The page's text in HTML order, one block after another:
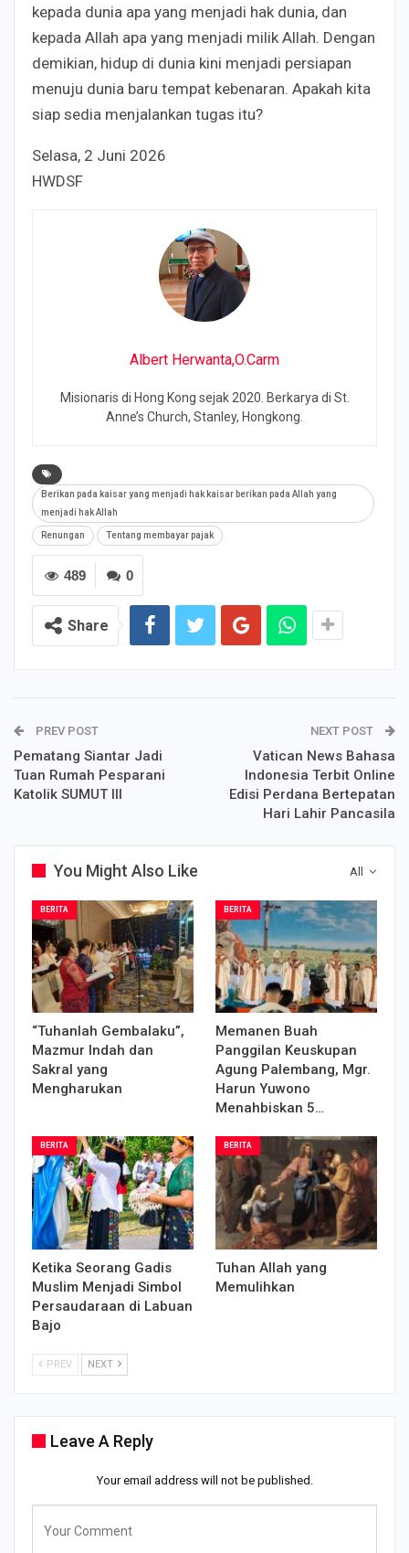
kepada dunia apa yang menjadi hak dunia, dan
kepada Allah apa yang menjadi milik Allah. Dengan
demikian, hidup di dunia kini menjadi persiapan
menuju dunia baru tempat kebenaran. Apakah kita
siap sedia menjalankan tugas itu?
Selasa, 2 Juni 2026
HWDSF
Albert Herwanta,O.Carm
Misionaris di Hong Kong sejak 2020. Berkarya di St.
Anne’s Church, Stanley, Hongkong.
Berikan pada kaisar yang menjadi hak kaisar berikan pada Allah yang
menjadi hak Allah
Renungan Tentang membayar pajak
0
489
Share
PREV POST
Pematang Siantar Jadi
Tuan Rumah Pesparani
Katolik SUMUT III
NEXT POST
Vatican News Bahasa
Indonesia Terbit Online
Edisi Perdana Bertepatan
Hari Lahir Pancasila
All
You Might Also Like
BERITA
“Tuhanlah Gembalaku”,
Mazmur Indah dan
Sakral yang
Mengharukan
BERITA
Memanen Buah
Panggilan Keuskupan
Agung Palembang, Mgr.
Harun Yuwono
Menahbiskan 5…
BERITA
Ketika Seorang Gadis
Muslim Menjadi Simbol
Persaudaraan di Labuan
Bajo
BERITA
Tuhan Allah yang
Memulihkan
PREV NEXT
Leave A Reply
Your email address will not be published.